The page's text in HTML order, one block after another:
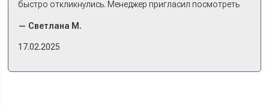
быстро откликнулись. Менеджер пригласил посмотреть
примериться. Нам тут недалеко, пришли в салон - и в тот
же день купили машину! Неожиданно, но довольны! Все
— Светлана М.
17.02.2025